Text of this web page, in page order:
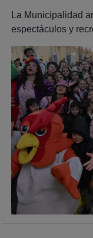
La Municipalidad
espectáculos y